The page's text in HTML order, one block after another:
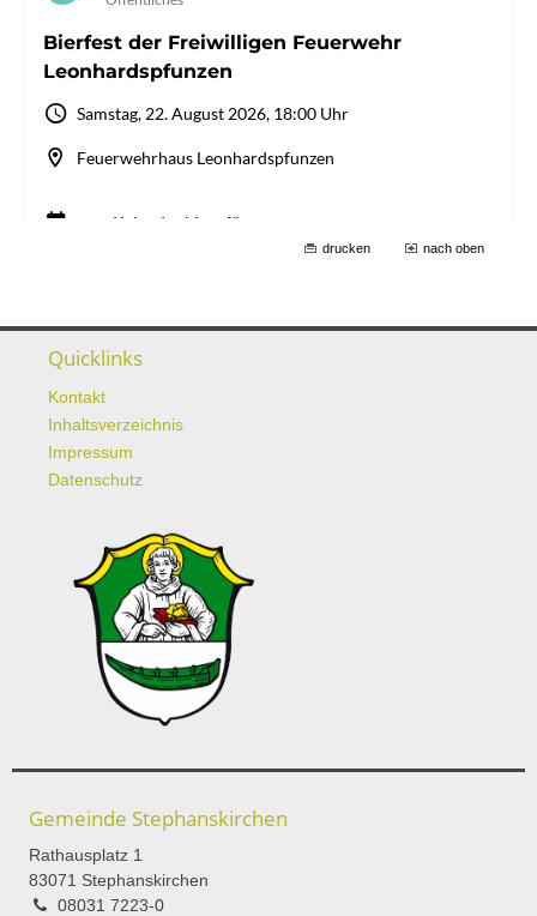
drucken nach oben
Quicklinks
Kontakt
Inhaltsverzeichnis
Impressum
Datenschutz
Gemeinde Stephanskirchen
Rathausplatz 1
83071 Stephanskirchen
08031 7223-0